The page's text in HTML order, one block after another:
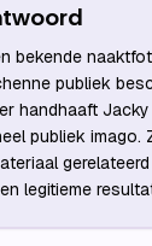
bekende
publiek
handhaaft
publiek imago.
legitieme